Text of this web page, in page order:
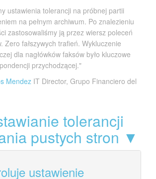
ustawienia tolerancji na próbnej partii
na pełnym archiwum. Po znalezieniu
zastosowaliśmy ją przez wiersz poleceń
Zero fałszywych trafień. Wykluczenie
dla nagłówków faksów było kluczowe
przychodzącej."
Mendez IT Director, Grupo Financiero del
tolerancji
pustych stron ▼
ustawienie